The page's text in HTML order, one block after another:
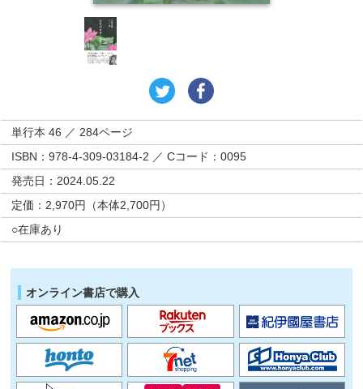
単行本 46 ／ 284ページ
ISBN：978-4-309-03184-2 ／ Cコード：0095
発売日：2024.05.22
定価：2,970円（本体2,700円）
○在庫あり
オンライン書店で購入